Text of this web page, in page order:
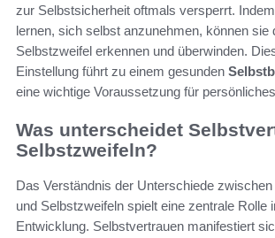
zur Selbstsicherheit oftmals versperrt.
lernen, sich selbst anzunehmen, können sie
Selbstzweifel erkennen und überwinden.
Einstellung führt zu einem gesunden
eine wichtige Voraussetzung für
Was unterscheidet
Selbstzweifeln?
Das Verständnis der Unterschiede
und Selbstzweifeln spielt eine zentrale Rolle
Entwicklung. Selbstvertrauen manifestiert